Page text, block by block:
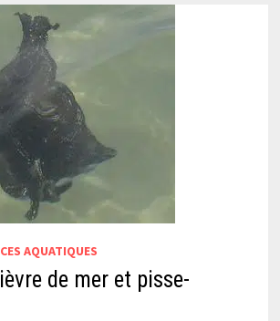
AQUATIQUES
de mer et pisse-